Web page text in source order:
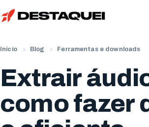
Início Blog Ferramentas e downloads
Extrair
como fazer